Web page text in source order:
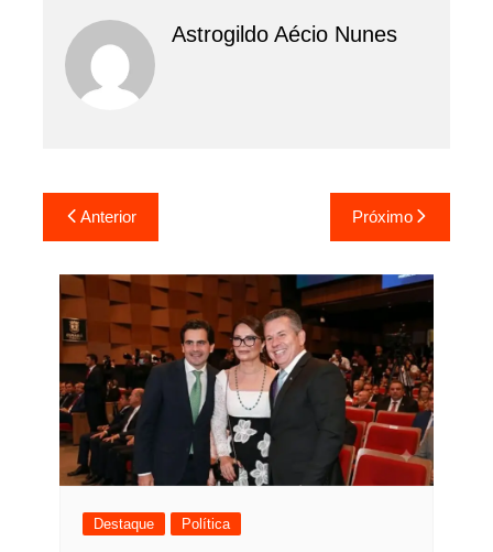
Astrogildo Aécio Nunes
Navegação
de
Post
Anterior Próximo
Destaque Política